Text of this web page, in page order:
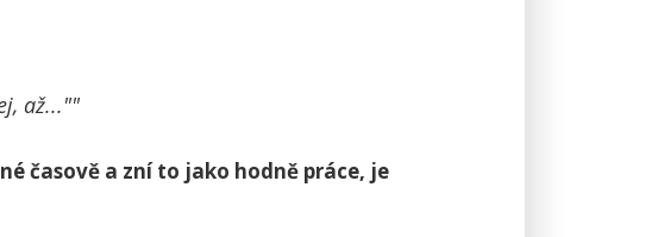
až...""
časově a zní to jako hodně práce, je